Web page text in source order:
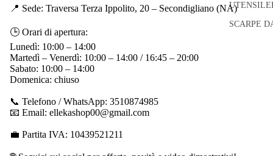
SCARPE
📍 Sede: Traversa Terza Ippolito, 20 – Secondigliano (NA)
🕒 Orari di apertura:
Lunedì: 10:00 – 14:00
Martedì – Venerdì: 10:00 – 14:00 / 16:45 – 20:00
Sabato: 10:00 – 14:00
Domenica: chiuso
📞 Telefono / WhatsApp: 3510874985
📧 Email: ellekashop00@gmail.com
💼 Partita IVA: 10439521211